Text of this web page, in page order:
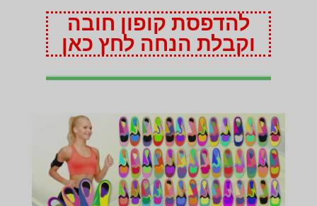
להדפסת קופון חובה
וקבלת הנחה לחץ כאן